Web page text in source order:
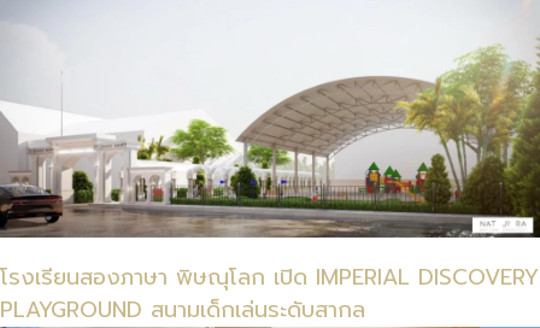
โรงเรียนสองภาษา พิษณุโลก เปิด IMPERIAL DISCOVERY
PLAYGROUND สนามเด็กเล่นระดับสากล
โรงเรียนอิมพีเรียลพิจิตร สองภาษา
51/9 หมู่ที่ 4 ตำบลท่าหลวง
อำเภอเมือง จังหวัดพิจิตร 66000
Imperial Phichit Bilingual School